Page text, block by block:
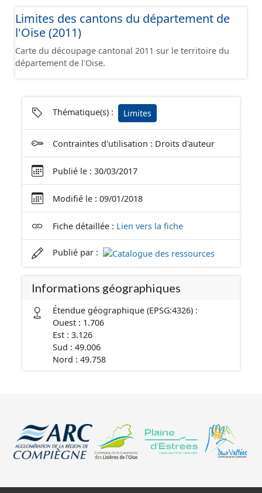
Limites des cantons du département de
l'Oise (2011)
Carte du découpage cantonal 2011 sur le territoire du
département de l'Oise.
Thématique(s) : Limites
Contraintes d'utilisation : Droits d'auteur
Publié le : 30/03/2017
Modifié le : 09/01/2018
Fiche détaillée : Lien vers la fiche
Publié par :
Informations géographiques
Étendue géographique (EPSG:4326) :
Ouest : 1.706
Est : 3.126
Sud : 49.006
Nord : 49.758